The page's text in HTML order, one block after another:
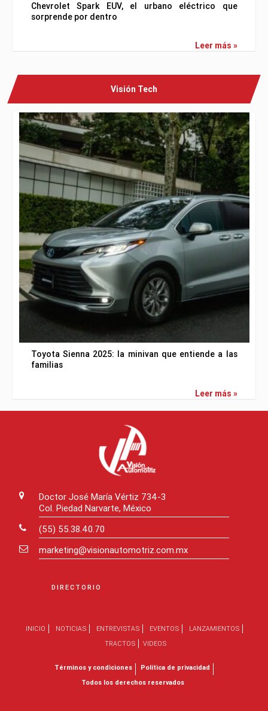
Chevrolet Spark EUV, el urbano eléctrico que
sorprende por dentro
Leer más »
Visión Tech
Toyota Sienna 2025: la minivan que entiende a las
familias
Leer más »
Doctor José María Vértiz 734-3
Col. Piedad Narvarte, México
(55) 55.38.40.70
marketing@visionautomotriz.com.mx
DIRECTORIO
INICIO NOTICIAS ENTREVISTAS EVENTOS
LANZAMIENTOS
TRACTOS
VIDEOS
Términos y condiciones
Política de privacidad
Todos los derechos reservados